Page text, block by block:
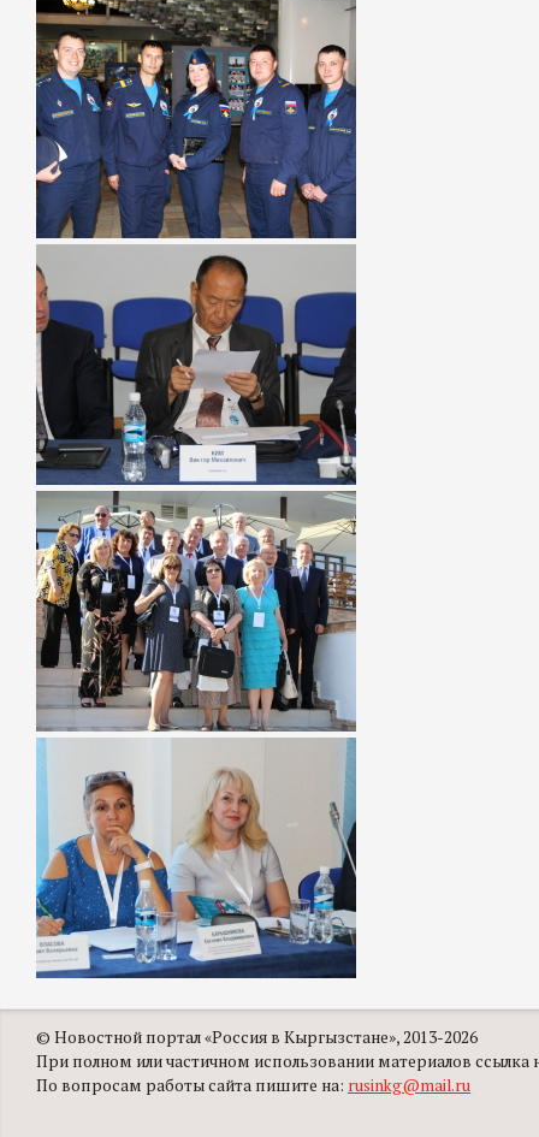
© Новостной портал «Россия в Кыргызстане», 2013-2026
При полном или частичном использовании материалов ссылка
По вопросам работы сайта пишите на: rusinkg@mail.ru